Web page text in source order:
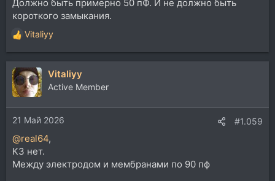
Должно быть примерно 50 пФ. И не должно быть
короткого замыкания.
Р
е
а
к
ц
и
и
:
Vitaliyy
Vitaliyy
Active Member
21 Май 2026 #1.059
@real64,
КЗ нет.
Между электродом и мембранами по 90 пф